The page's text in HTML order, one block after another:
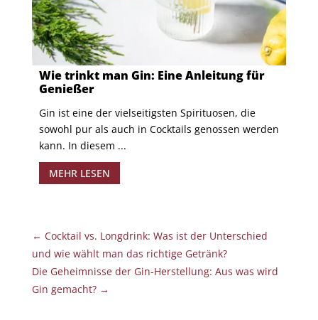
Wie trinkt man Gin: Eine Anleitung für
Genießer
Gin ist eine der vielseitigsten Spirituosen, die
sowohl pur als auch in Cocktails genossen werden
kann. In diesem ...
MEHR LESEN
← Cocktail vs. Longdrink: Was ist der Unterschied
und wie wählt man das richtige Getränk?
Die Geheimnisse der Gin-Herstellung: Aus was wird
Gin gemacht?→